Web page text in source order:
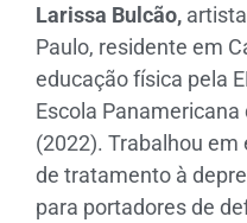
Larissa Bulcão,
Paulo, residente em
educação física pela
Escola
(2022). Trabalhou
de tratamento à
para portadores de